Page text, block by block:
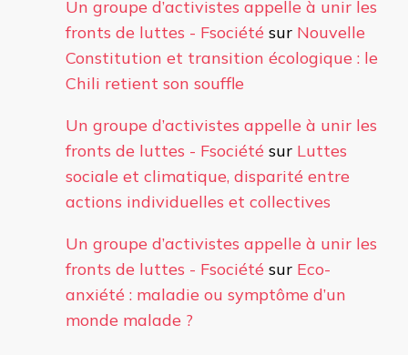
Un groupe d’activistes appelle à unir les
fronts de luttes - Fsociété sur Nouvelle
Constitution et transition écologique : le
Chili retient son souffle
Un groupe d’activistes appelle à unir les
fronts de luttes - Fsociété sur Luttes
sociale et climatique, disparité entre
actions individuelles et collectives
Un groupe d’activistes appelle à unir les
fronts de luttes - Fsociété sur Eco-
anxiété : maladie ou symptôme d’un
monde malade ?